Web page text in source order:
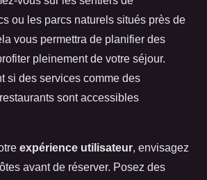
ou les parcs naturels situés près de
vous permettra de planifier des
pleinement de votre séjour.
si des services comme des
sont accessibles
expérience utilisateur, envisagez
avant de réserver. Posez des